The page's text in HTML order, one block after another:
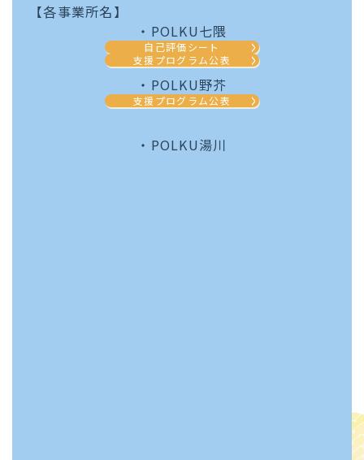
【各事業所名】
・POLKU七隈
自己評価シート
支援プログラム公表
・POLKU野芥
支援プログラム公表
・POLKU湯川